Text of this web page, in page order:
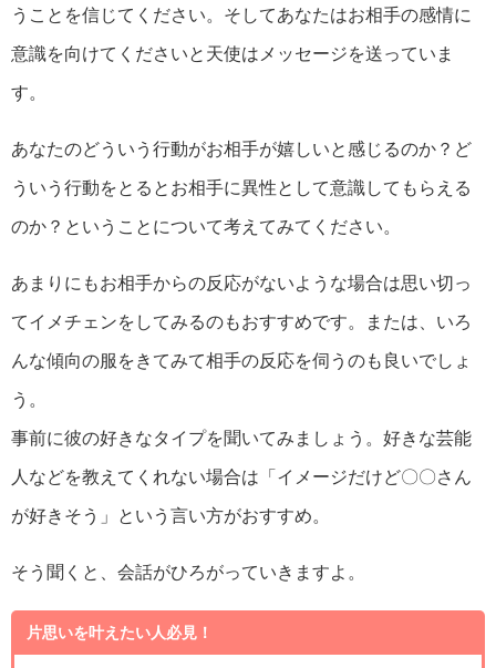
うことを信じてください。そしてあなたはお相手の感情に
意識を向けてくださいと天使はメッセージを送っていま
す。
あなたのどういう行動がお相手が嬉しいと感じるのか？ど
ういう行動をとるとお相手に異性として意識してもらえる
のか？ということについて考えてみてください。
あまりにもお相手からの反応がないような場合は思い切っ
てイメチェンをしてみるのもおすすめです。または、いろ
んな傾向の服をきてみて相手の反応を伺うのも良いでしょ
う。
事前に彼の好きなタイプを聞いてみましょう。好きな芸能
人などを教えてくれない場合は「イメージだけど〇〇さん
が好きそう」という言い方がおすすめ。
そう聞くと、会話がひろがっていきますよ。
片思いを叶えたい人必見！